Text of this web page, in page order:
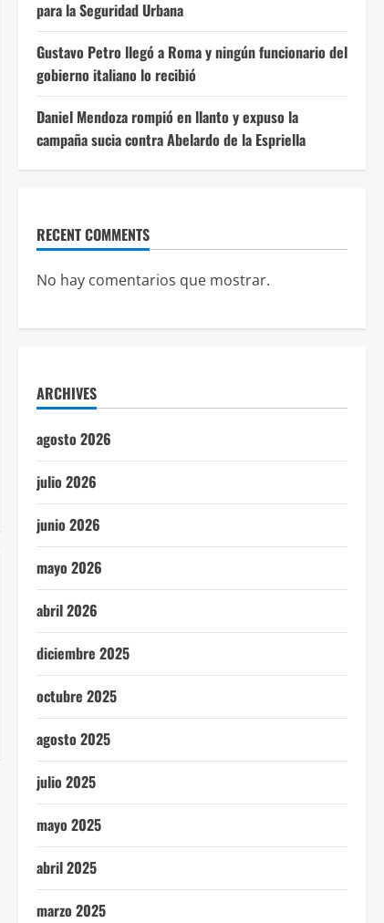
para la Seguridad Urbana
Gustavo Petro llegó a Roma y ningún funcionario del
gobierno italiano lo recibió
Daniel Mendoza rompió en llanto y expuso la
campaña sucia contra Abelardo de la Espriella
RECENT COMMENTS
No hay comentarios que mostrar.
ARCHIVES
agosto 2026
julio 2026
junio 2026
mayo 2026
abril 2026
diciembre 2025
octubre 2025
agosto 2025
julio 2025
mayo 2025
abril 2025
marzo 2025